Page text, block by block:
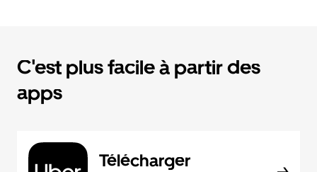
C'est plus facile à partir des
apps
Télécharger